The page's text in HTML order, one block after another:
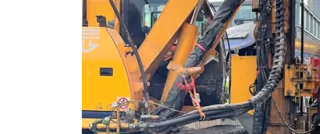
Marknader
Infrastruktur
Tekniker